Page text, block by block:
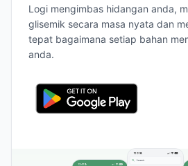
Logi mengimbas hidangan anda,
glisemik secara masa nyata dan
tepat bagaimana setiap bahan
anda.